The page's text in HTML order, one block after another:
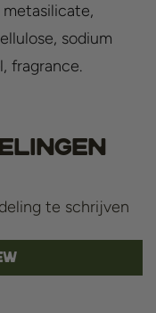
sodium
fragrance.
te schrijven